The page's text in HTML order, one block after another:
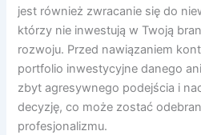
jest również zwracanie się do
którzy nie inwestują w Twoją
rozwoju. Przed nawiązaniem
portfolio inwestycyjne danego
zbyt agresywnego podejścia i
decyzję, co może zostać
profesjonalizmu.